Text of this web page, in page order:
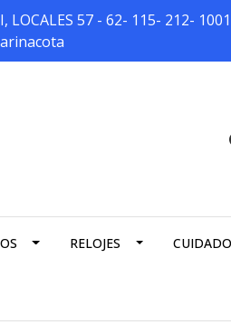
LOCALES 57 - 62- 115- 212-
RELOJES